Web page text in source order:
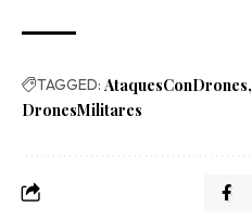
TAGGED: AtaquesConDrones
DronesMilitares